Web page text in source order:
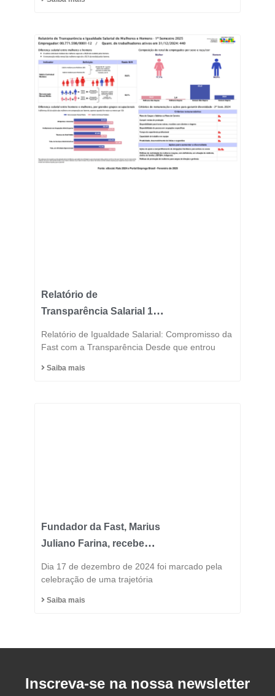
Relatório de
Transparência Salarial 1º
Relatório de Igualdade Salarial: Compromisso da
Fast com a Transparência Desde que entrou
Saiba mais
Fundador da Fast, Marius
Juliano Farina, recebe
Honorário do Município
Dia 17 de dezembro de 2024 foi marcado pela
celebração de uma trajetória
Saiba mais
Inscreva-se na nossa newsletter